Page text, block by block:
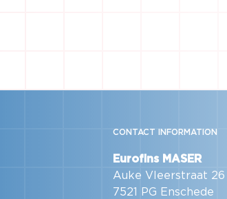
CONTACT INFORMATION
Eurofins MASER
Auke Vleerstraat 26
7521 PG Enschede